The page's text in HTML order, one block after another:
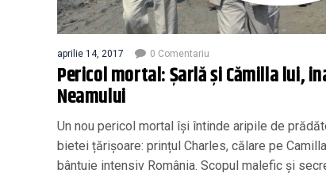
aprilie 14, 2017 0 Comentariu
Pericol mortal: Șarlă și Cămilla lui,
Neamului
Un nou pericol mortal își întinde aripile de
bietei țărișoare: prințul Charles, călare pe
bântuie intensiv România. Scopul malefic și